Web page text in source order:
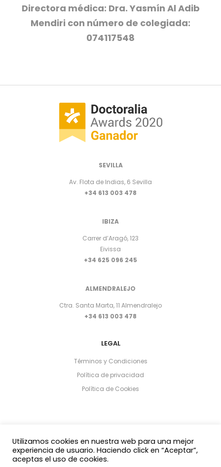
Directora médica: Dra. Yasmín Al Adib
Mendiri con número de colegiada:
074117548
SEVILLA
Av. Flota de Indias, 6 Sevilla
+34 613 003 478
IBIZA
Carrer d’Aragó, 123
Eivissa
+34 625 096 245
ALMENDRALEJO
Ctra. Santa Marta, 11 Almendralejo
+34 613 003 478
LEGAL
Términos y Condiciones
Política de privacidad
Política de Cookies
Utilizamos cookies en nuestra web para una mejor
experiencia de usuario. Haciendo click en “Aceptar”,
aceptas el uso de cookies.